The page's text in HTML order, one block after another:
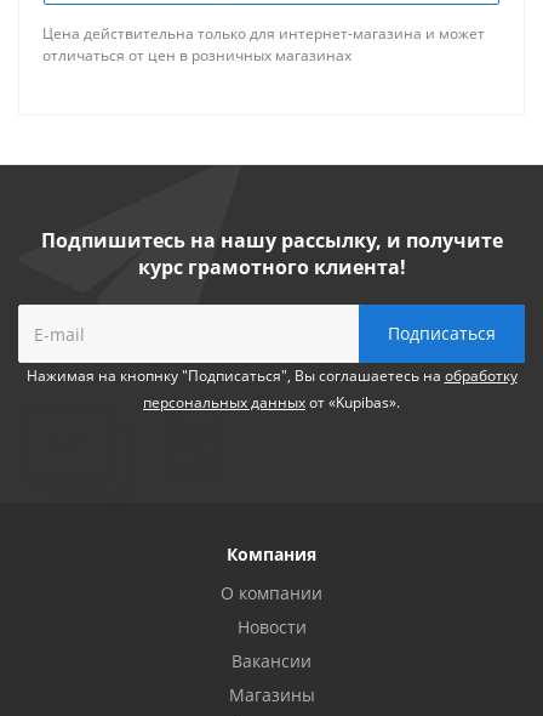
Цена действительна только для интернет-магазина и может
отличаться от цен в розничных магазинах
Подпишитесь на нашу рассылку, и получите
курс грамотного клиента!
Нажимая на кнопнку "Подписаться", Вы соглашаетесь на обработку
персональных данныхот «Kupibas».
Компания
О компании
Новости
Вакансии
Магазины